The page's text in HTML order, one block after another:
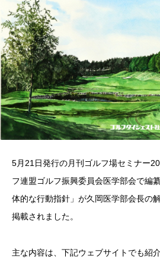
5月21日発行の月刊ゴルフ場セミナー
フ連盟ゴルフ振興委員会医学部会で編
体的な行動指針」が久岡医学部会長の
掲載されました。
主な内容は、下記ウェブサイトでも紹